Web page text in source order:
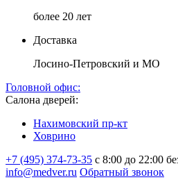
более 20 лет
Доставка
Лосино-Петровский и МО
Головной офис:
Салона дверей:
Нахимовский пр-кт
Ховрино
+7 (495) 374-73-35 с 8:00 до 22:00
info@medver.ru Обратный звонок